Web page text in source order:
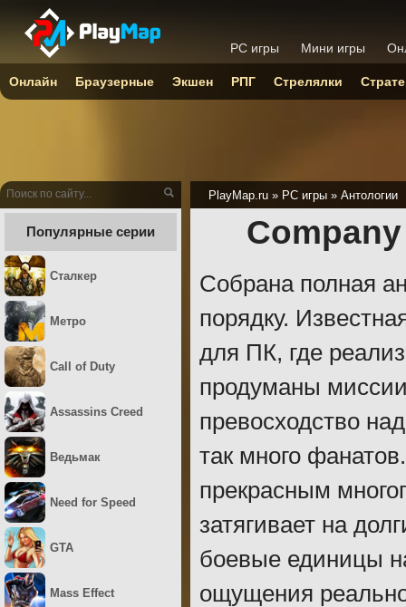
PlayMap.ru » PC игры » Антологии
Собрана полная
порядку.
для ПК, где
продуманы
превосходство
так много
прекрасным
затягивает на
боевые единицы
ощущения
Популярные серии
Сталкер
Метро
Call of Duty
Assassins Creed
Ведьмак
Need for Speed
GTA
Mass Effect
PC игры Мини игры
Онлайн Браузерные Экшен РПГ Стрелялки